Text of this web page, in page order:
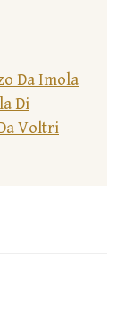
Da Imola
Di
Voltri